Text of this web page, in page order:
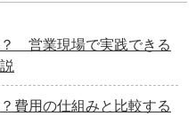
営業現場で実践できる
費用の仕組みと比較する